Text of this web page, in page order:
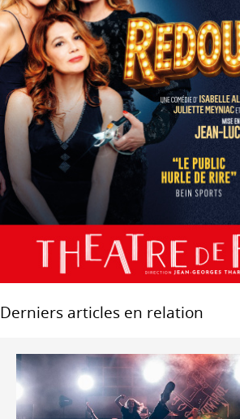
Derniers articles en relation